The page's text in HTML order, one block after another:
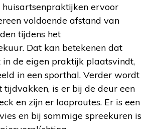
ervoor
voldoende afstand van
tijdens het
Dat kan betekenen dat
in de eigen praktijk plaatsvindt,
in een sporthal. Verder wordt
is er bij de deur een
en zijn er looproutes. Er is een
en bij sommige spreekuren is